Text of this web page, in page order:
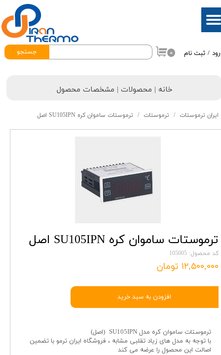
/ ثبت نام
حساب کاربری من
خروج از حساب کاربری
جستجو ۰
خانه | محصولات | مشخصات محصول
ایران ترموستات ترموستات ترموستات ساموان کره SU105IPN اصل
ترموستات ساموان کره SU105IPN اصل
کد محصول: 105005
۱۲,۵۰۰,۰۰۰ تومان
افزودن به سبد خرید
ترموستات ساموان کره مدل SU105IPN (اصل)
با توجه به مدل های زیاد تقلبی مشابه ، فروشگاه ایران ترمو با تضمین
اصالت این محصول را عرضه می کند